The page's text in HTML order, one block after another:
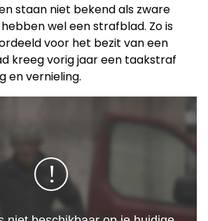
staan niet bekend als zware
wel een strafblad. Zo is
voor het bezit van een
kreeg vorig jaar een taakstraf
en vernieling.